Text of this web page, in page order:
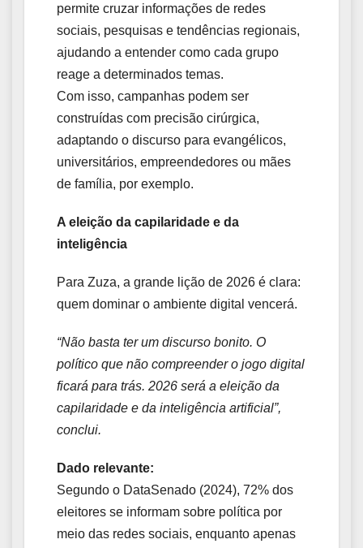
permite cruzar informações de redes
sociais, pesquisas e tendências regionais,
ajudando a entender como cada grupo
reage a determinados temas.
Com isso, campanhas podem ser
construídas com precisão cirúrgica,
adaptando o discurso para evangélicos,
universitários, empreendedores ou mães
de família, por exemplo.
A eleição da capilaridade e da
inteligência
Para Zuza, a grande lição de 2026 é clara:
quem dominar o ambiente digital vencerá.
“Não basta ter um discurso bonito. O
político que não compreender o jogo digital
ficará para trás. 2026 será a eleição da
capilaridade e da inteligência artificial”,
conclui.
Dado relevante:
Segundo o DataSenado (2024), 72% dos
eleitores se informam sobre política por
meio das redes sociais, enquanto apenas